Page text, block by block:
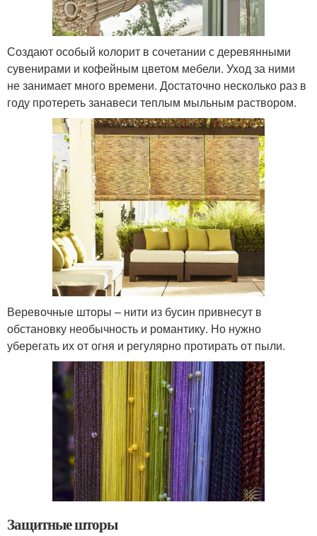
Создают особый колорит в сочетании с деревянными
сувенирами и кофейным цветом мебели. Уход за ними
не занимает много времени. Достаточно несколько раз в
году протереть занавеси теплым мыльным раствором.
Веревочные шторы – нити из бусин привнесут в
обстановку необычность и романтику. Но нужно
уберегать их от огня и регулярно протирать от пыли.
Защитные шторы